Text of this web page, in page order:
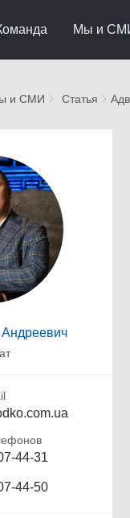
Мы и
и СМИ Статья
Андреевич
44-31
44-50